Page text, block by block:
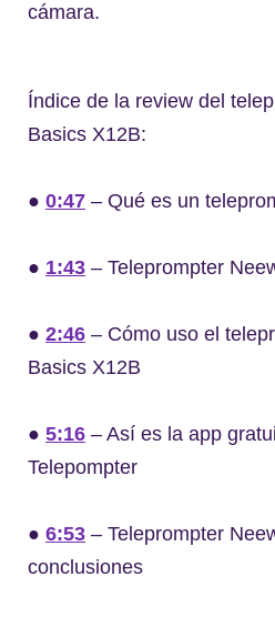
cámara.
Índice de la review del
Basics X12B:
● 0:47 – Qué es un
● 1:43 – Teleprompter
● 2:46 – Cómo uso el
Basics X12B
● 5:16 – Así es la app
Telepompter
● 6:53 – Teleprompter
conclusiones